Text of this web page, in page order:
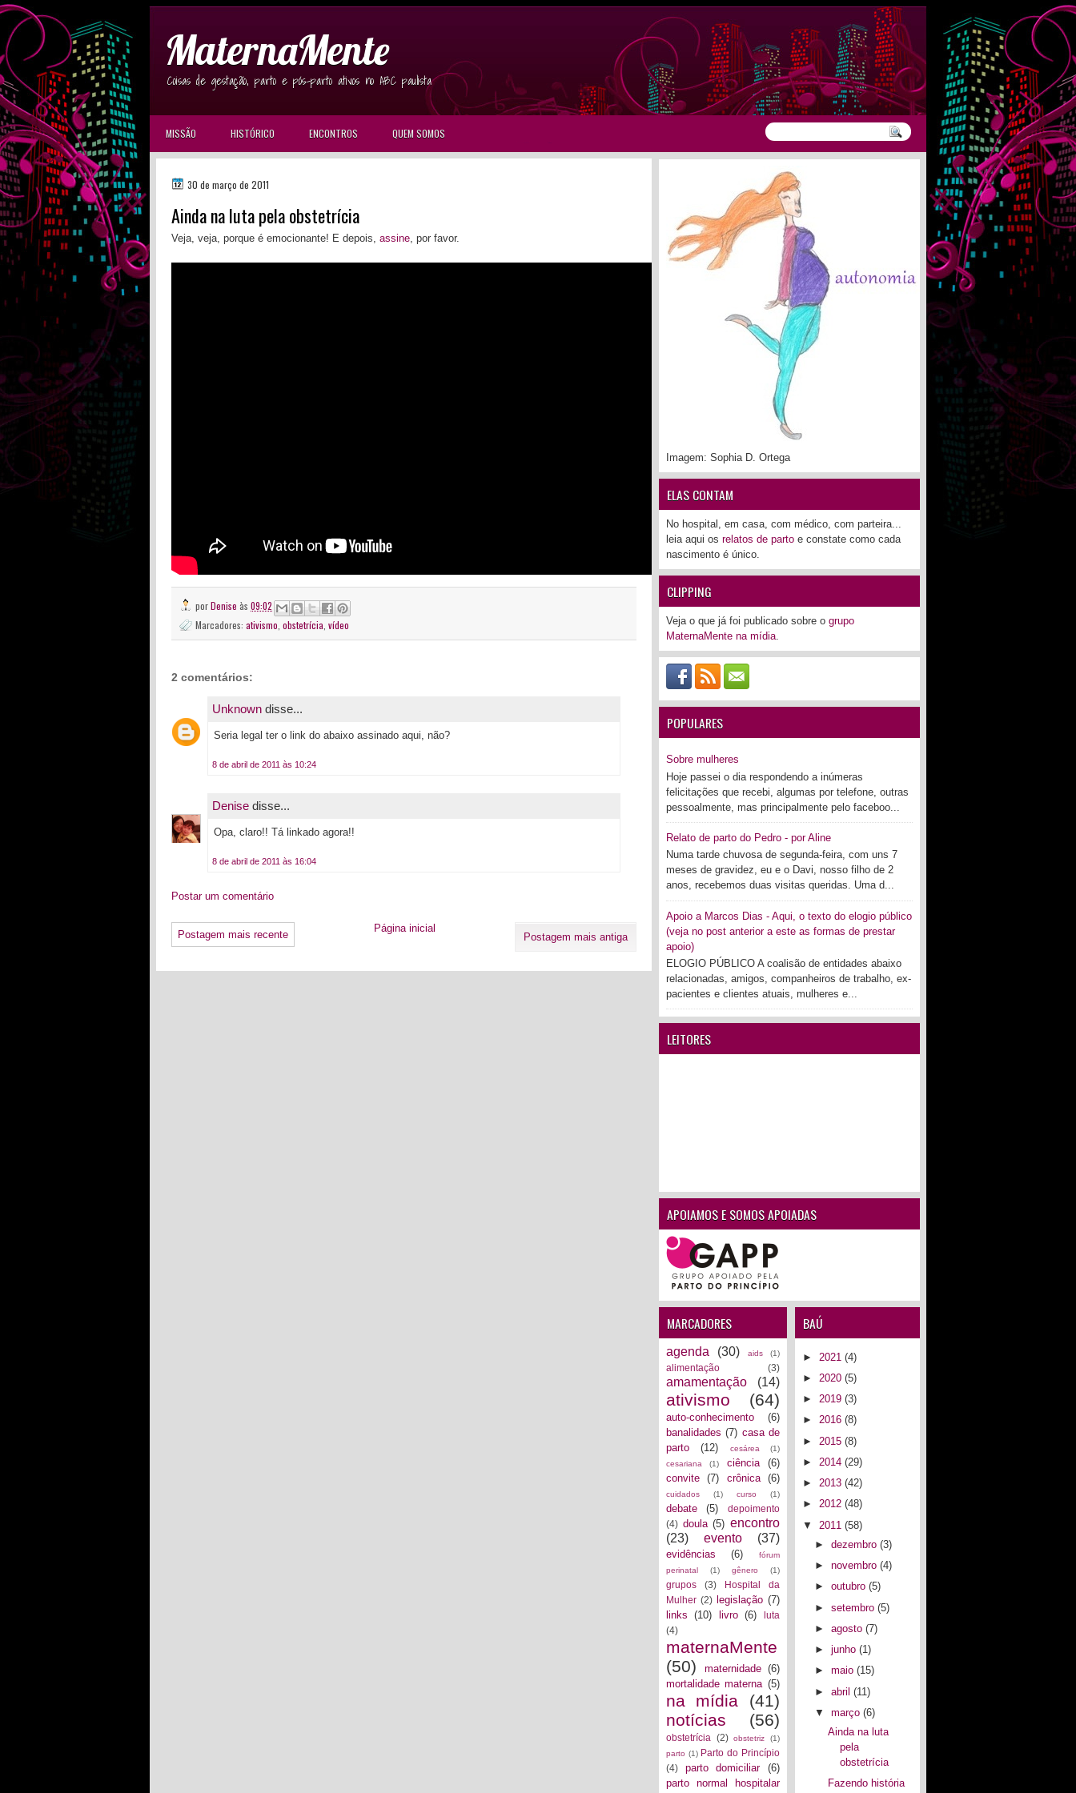
MaternaMente
Coisas de gestação, parto e pós-parto ativos no ABC paulista
MISSÃO HISTÓRICO ENCONTROS QUEM SOMOS
30 de março de 2011
Ainda na luta pela obstetrícia
Veja, veja, porque é emocionante! E depois, assine , por favor.
porDenise às 09:02
Marcadores: ativismo obstetrícia vídeo
2 comentários:
Unknown disse...
Seria legal ter o link do abaixo assinado aqui, não?
8 de abril de 2011 às 10:24
Denise disse...
Opa, claro!! Tá linkado agora!!
8 de abril de 2011 às 16:04
Postar um comentário
Postagem mais recente Postagem mais antiga
Página inicial
Imagem: Sophia D. Ortega
ELAS CONTAM
No hospital, em casa, com médico, com parteira...
leia aqui os relatos de parto e constate como cada
nascimento é único.
CLIPPING
Veja o que já foi publicado sobre o grupo
MaternaMente na mídia.
POPULARES
Sobre mulheres
Hoje passei o dia respondendo a inúmeras
felicitações que recebi, algumas por telefone, outras
pessoalmente, mas principalmente pelo faceboo...
Relato de parto do Pedro - por Aline
Numa tarde chuvosa de segunda-feira, com uns 7
meses de gravidez, eu e o Davi, nosso filho de 2
anos, recebemos duas visitas queridas. Uma d...
Apoio a Marcos Dias - Aqui, o texto do elogio público
(veja no post anterior a este as formas de prestar
apoio)
ELOGIO PÚBLICO A coalisão de entidades abaixo
relacionadas, amigos, companheiros de trabalho, ex-
pacientes e clientes atuais, mulheres e...
LEITORES
APOIAMOS E SOMOS APOIADAS
MARCADORES
agenda (30) aids (1)
alimentação (3)
amamentação (14)
ativismo (64)
auto-conhecimento
(6)
banalidades (7) casa de
parto
(12) cesárea
(1)
cesariana
(1) ciência
(6)
convite
(7) crônica (6)
cuidados (1) curso (1)
debate (5)
depoimento
(4) doula (5) encontro
(23)
evento (37)
evidências (6)
fórum
perinatal
(1) gênero (1)
grupos (3)
Hospital da
Mulher (2) legislação (7)
links
(10) livro (6)
luta
(4)
maternaMente
(50)
maternidade (6)
mortalidade materna (5)
na mídia
(41)
notícias
(56)
obstetrícia (2) obstetriz
(1)
parto (1) Parto do Princípio
(4)
parto domiciliar
(6)
parto normal hospitalar
BAÚ
► 2021 (4)
► 2020 (5)
► 2019 (3)
► 2016 (8)
► 2015 (8)
► 2014 (29)
► 2013 (42)
► 2012 (48)
▼ 2011 (58)
►dezembro(3)
►novembro(4)
►outubro(5)
►setembro(5)
►agosto(7)
►junho(1)
►maio(15)
►abril(11)
▼março(6)
Ainda na luta
pela
obstetrícia
Fazendo história